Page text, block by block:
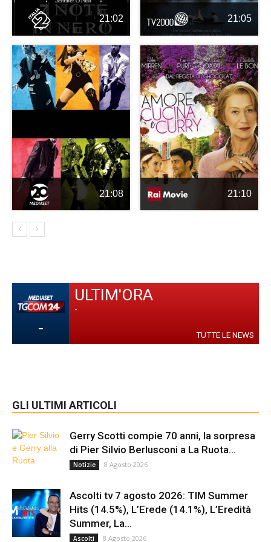
21:02 21:05
21:08 21:10
-
ULTIM'ORA
-
TUTTE LE NEWS
GLI ULTIMI ARTICOLI
Gerry Scotti compie 70 anni, la sorpresa
di Pier Silvio Berlusconi a La Ruota...
Notizie 8 Agosto 2026
Ascolti tv 7 agosto 2026: TIM Summer
Hits (14.5%), L’Erede (14.1%), L’Eredità
Summer, La...
Ascolti 8 Agosto 2026